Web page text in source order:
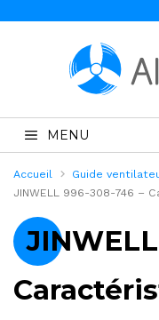
MENU
Accueil
Guide
JINWELL 996-308-746 –